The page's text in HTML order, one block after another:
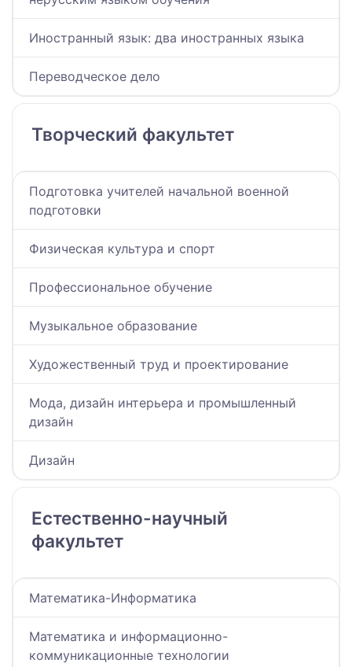
Иностранный язык: два иностранных языка
Переводческое дело
Творческий факультет
Подготовка учителей начальной военной
подготовки
Физическая культура и спорт
Профессиональное обучение
Музыкальное образование
Художественный труд и проектирование
Мода, дизайн интерьера и промышленный
дизайн
Дизайн
Естественно-научный
факультет
Математика-Информатика
Математика и информационно-
коммуникационные технологии